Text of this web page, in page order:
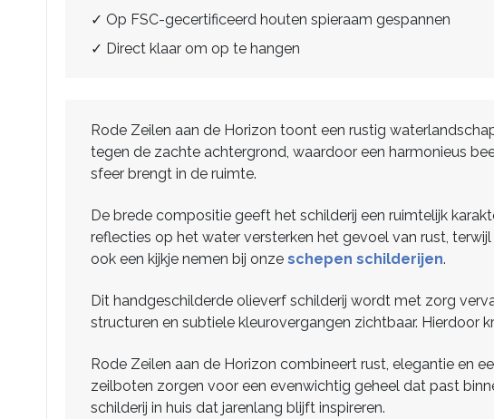
✓ Op FSC-gecertificeerd houten spieraam gespannen
✓ Direct klaar om op te hangen
Rode Zeilen aan de Horizon toont een rustig
tegen de zachte achtergrond, waardoor een harmonieus
sfeer brengt in de ruimte.
De brede compositie geeft het schilderij een ruimtelijk
reflecties op het water versterken het gevoel van rust,
ook een kijkje nemen bij onze schepen schilderijen.
Dit handgeschilderde olieverf schilderij wordt met zorg
structuren en subtiele kleurovergangen zichtbaar. Hierdoor
Rode Zeilen aan de Horizon combineert rust, elegantie en
zeilboten zorgen voor een evenwichtig geheel dat past
schilderij in huis dat jarenlang blijft inspireren.